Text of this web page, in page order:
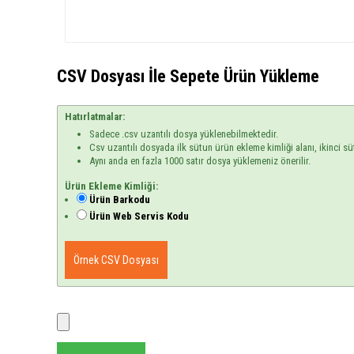
CSV Dosyası İle Sepete Ürün Yükleme
Hatırlatmalar:
Sadece .csv uzantılı dosya yüklenebilmektedir.
Csv uzantılı dosyada ilk sütun ürün ekleme kimliği alanı, ikinci
Aynı anda en fazla 1000 satır dosya yüklemeniz önerilir.
Ürün Ekleme Kimliği:
Ürün Barkodu
Ürün Web Servis Kodu
Örnek CSV Dosyası